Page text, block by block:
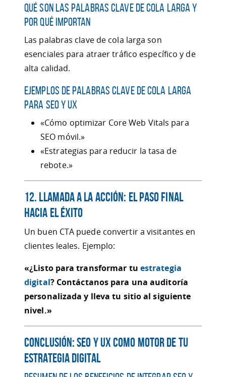
Qué Son las Palabras Clave de Cola Larga y
Por Qué Importan
Las palabras clave de cola larga son
esenciales para atraer tráfico específico y de
alta calidad.
Ejemplos de Palabras Clave de Cola Larga
para SEO y UX
«Cómo optimizar Core Web Vitals para
SEO móvil.»
«Estrategias para reducir la tasa de
rebote.»
12. Llamada a la Acción: El Paso Final
Hacia el Éxito
Un buen CTA puede convertir a visitantes en
clientes leales. Ejemplo:
«¿Listo para transformar tu estrategia
digital? Contáctanos para una auditoría
personalizada y lleva tu sitio al siguiente
nivel.»
Conclusión: SEO y UX como Motor de tu
Estrategia Digital